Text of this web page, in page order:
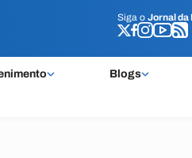
Siga o Jornal da
Blogs
Siga o Jornal da